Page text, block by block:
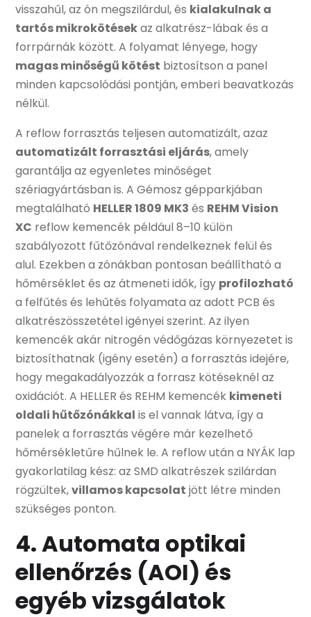
visszahűl, az ón megszilárdul, és kialakulnak a
tartós mikrokötésekaz alkatrész-lábak és a
forrpárnák között. A folyamat lényege, hogy
magas minőségű kötést biztosítson a panel
minden kapcsolódási pontján, emberi beavatkozás
nélkül.
A reflow forrasztás teljesen automatizált, azaz
automatizált forrasztási eljárás, amely
garantálja az egyenletes minőséget
szériagyártásban is. A Gémosz gépparkjában
megtalálható HELLER 1809 MK3 és REHM Vision
XC reflow kemencék például 8–10 külön
szabályozott fűtőzónával rendelkeznek felül és
alul. Ezekben a zónákban pontosan beállítható a
hőmérséklet és az átmeneti idők, így profilozható
a felfűtés és lehűtés folyamata az adott PCB és
alkatrészösszetétel igényei szerint. Az ilyen
kemencék akár nitrogén védőgázas környezetet is
biztosíthatnak (igény esetén) a forrasztás idejére,
hogy megakadályozzák a forrasz kötéseknél az
oxidációt. A HELLER és REHM kemencék kimeneti
oldali hűtőzónákkal is el vannak látva, így a
panelek a forrasztás végére már kezelhető
hőmérsékletűre hűlnek le. A reflow után a NYÁK lap
gyakorlatilag kész: az SMD alkatrészek szilárdan
rögzültek,villamos kapcsolat jött létre minden
szükséges ponton.
4. Automata optikai
ellenőrzés (AOI) és
egyéb vizsgálatok